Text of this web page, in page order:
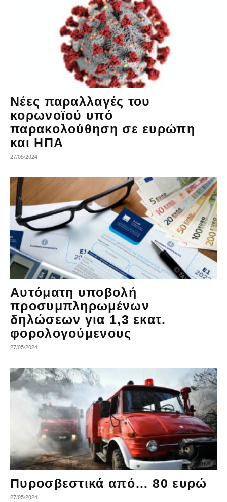
Νέες παραλλαγές του
κορωνοϊού υπό
παρακολούθηση σε ευρώπη
και ΗΠΑ
27/05/2024
Αυτόματη υποβολή
προσυμπληρωμένων
δηλώσεων για 1,3 εκατ.
φορολογούμενους
27/05/2024
Πυροσβεστικά από… 80 ευρώ
27/05/2024